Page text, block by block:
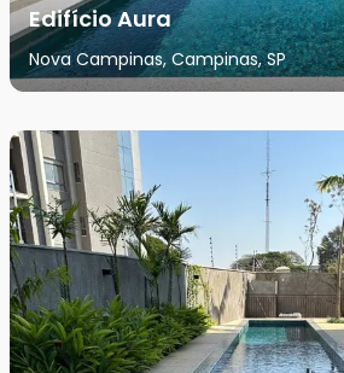
Edifício Aura
Nova Campinas, Campinas, SP